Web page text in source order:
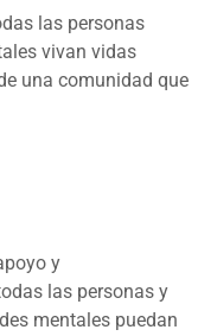
las personas
vivan vidas
una comunidad que
y
las personas y
mentales puedan